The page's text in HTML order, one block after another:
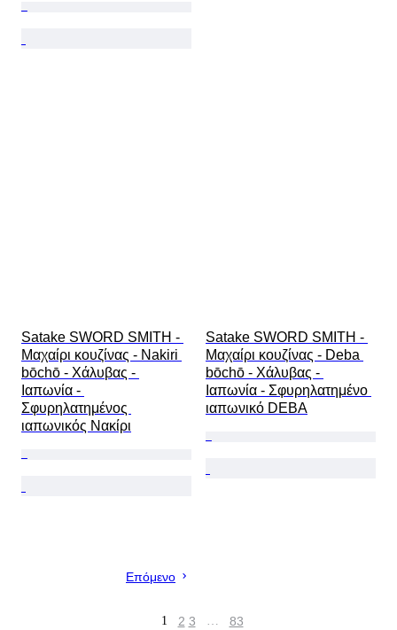
Satake SWORD SMITH -
Μαχαίρι κουζίνας - Nakiri
bōchō - Χάλυβας -
Ιαπωνία -
Σφυρηλατημένος
ιαπωνικός Νακίρι
Satake SWORD SMITH -
Μαχαίρι κουζίνας - Deba
bōchō - Χάλυβας -
Ιαπωνία - Σφυρηλατημένο
ιαπωνικό DEBA
Επόμενο
1 2 3 … 83